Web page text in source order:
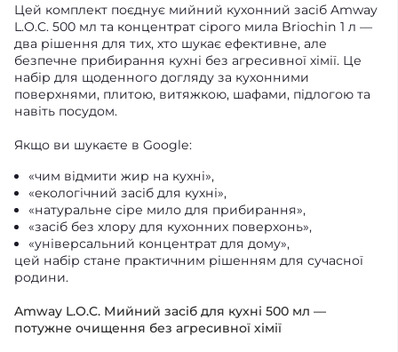
Цей комплект поєднує мийний кухонний засіб Amway
L.O.C. 500 мл та концентрат сірого мила Briochin 1 л —
два рішення для тих, хто шукає ефективне, але
безпечне прибирання кухні без агресивної хімії. Це
набір для щоденного догляду за кухонними
поверхнями, плитою, витяжкою, шафами, підлогою та
навіть посудом.
Якщо ви шукаєте в Google:
«чим відмити жир на кухні»,
«екологічний засіб для кухні»,
«натуральне сіре мило для прибирання»,
«засіб без хлору для кухонних поверхонь»,
«універсальний концентрат для дому»,
цей набір стане практичним рішенням для сучасної
родини.
Amway L.O.C. Мийний засіб для кухні 500 мл —
потужне очищення без агресивної хімії